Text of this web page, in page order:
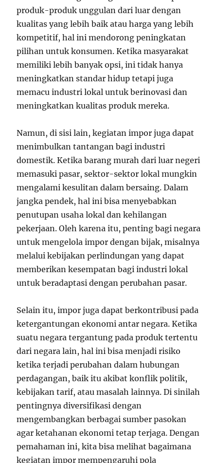
produk-produk unggulan dari luar dengan
kualitas yang lebih baik atau harga yang lebih
kompetitif, hal ini mendorong peningkatan
pilihan untuk konsumen. Ketika masyarakat
memiliki lebih banyak opsi, ini tidak hanya
meningkatkan standar hidup tetapi juga
memacu industri lokal untuk berinovasi dan
meningkatkan kualitas produk mereka.
Namun, di sisi lain, kegiatan impor juga dapat
menimbulkan tantangan bagi industri
domestik. Ketika barang murah dari luar negeri
memasuki pasar, sektor-sektor lokal mungkin
mengalami kesulitan dalam bersaing. Dalam
jangka pendek, hal ini bisa menyebabkan
penutupan usaha lokal dan kehilangan
pekerjaan. Oleh karena itu, penting bagi negara
untuk mengelola impor dengan bijak, misalnya
melalui kebijakan perlindungan yang dapat
memberikan kesempatan bagi industri lokal
untuk beradaptasi dengan perubahan pasar.
Selain itu, impor juga dapat berkontribusi pada
ketergantungan ekonomi antar negara. Ketika
suatu negara tergantung pada produk tertentu
dari negara lain, hal ini bisa menjadi risiko
ketika terjadi perubahan dalam hubungan
perdagangan, baik itu akibat konflik politik,
kebijakan tarif, atau masalah lainnya. Di sinilah
pentingnya diversifikasi dengan
mengembangkan berbagai sumber pasokan
agar ketahanan ekonomi tetap terjaga. Dengan
pemahaman ini, kita bisa melihat bagaimana
kegiatan impor mempengaruhi pola